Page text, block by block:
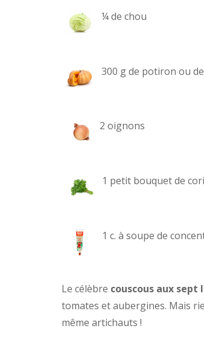
¼ de chou
300 g de potiron ou
2 oignons
1 petit bouquet de
1 c. à soupe de
Le célèbre couscous aux sept
tomates et aubergines. Mais
même artichauts !